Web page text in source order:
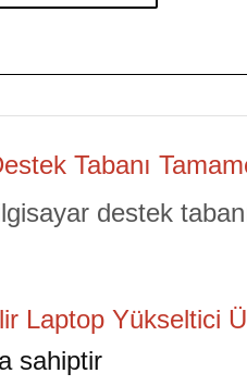
Tabanı
destek
Laptop Yükseltici
sahiptir